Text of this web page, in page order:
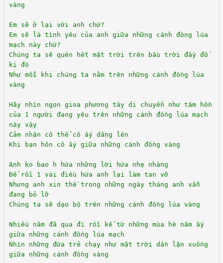
vàng
Em sẽ ở lại với anh chứ?
Em sẽ là tình yêu của anh giữa những cánh đòng lúa
mạch này chứ?
Chúng ta sẽ quên hết mặt trời trên bầu trời đầy đố
kị đó
Như mỗi khi chúng ta nằm trên những cánh đồng lúa
vàng
Hãy nhìn ngọn gioa phương tây di chuyển như tâm hồn
của 1 người đang yêu trên những cánh đồng lúa mạch
này vậy
Cảm nhận cô thể cô ấy dâng lên
Khi bạn hôn cô ấy giữa những cánh đồng vàng
Anh ko bao h hứa những lời hứa nhẹ nhàng
Để rồi 1 vài điều hứa anh lại làm tan vỡ
Nhưng anh xin thề trong những ngày tháng anh vẫn
đang bỏ lỡ
Chúng ta sẽ dạo bộ trên những cánh đồng lúa vàng
Nhiều năm đã qua đi rồi kể từ những mùa hè năm ấy
giữa những cánh đồng lúa mạch
Nhìn những đứa trẻ chạy như mặt trời dần lặn xuống
giữa những cánh đồng vàng